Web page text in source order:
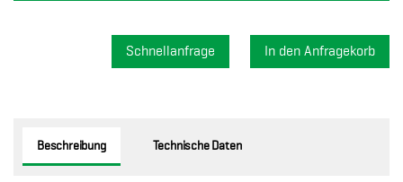
Schnellanfrage
Beschreibung Technische Daten